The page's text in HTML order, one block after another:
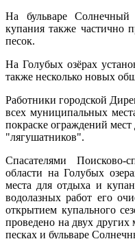
На бульваре
купания также частично
песок.
На Голубых озёрах
также несколько новых
Работники городской
всех муниципальных
покраске ограждений
"лягушатников".
Спасателями Поисково-
области на Голубых
места для отдыха и
водолазных работ его
открытием купального
проведено на двух других
песках и бульваре